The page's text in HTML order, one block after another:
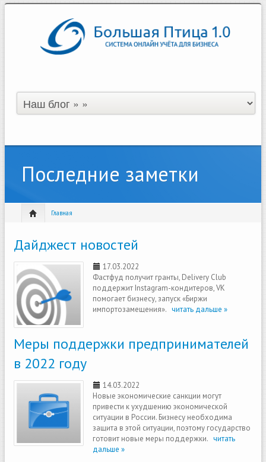
Последние заметки
Главная
Дайджест новостей
17.03.2022
Фастфуд получит гранты, Delivery Club
поддержит Instagram-кондитеров, VK
помогает бизнесу, запуск «Биржи
импортозамещения». читать дальше »
Меры поддержки предпринимателей
в 2022 году
14.03.2022
Новые экономические санкции могут
привести к ухудшению экономической
ситуации в России. Бизнесу необходима
защита в этой ситуации, поэтому государство
готовит новые меры поддержки. читать
дальше »